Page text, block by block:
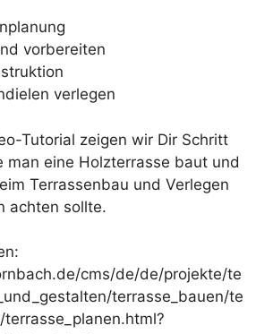
vorbereiten
verlegen
Tutorial zeigen wir Dir Schritt
man eine Holzterrasse baut und
Terrassenbau und Verlegen
achten sollte.
cms/de/de/projekte/te
terrasse_bauen/te
terrasse_planen.html?